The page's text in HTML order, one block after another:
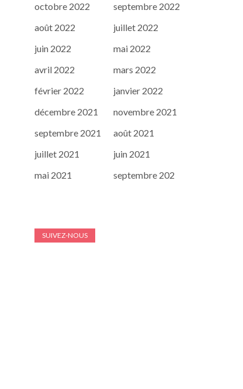
octobre 2022
septembre 2022
août 2022
juillet 2022
juin 2022
mai 2022
avril 2022
mars 2022
février 2022
janvier 2022
décembre 2021
novembre 2021
septembre 2021
août 2021
juillet 2021
juin 2021
mai 2021
septembre 202
SUIVEZ-NOUS